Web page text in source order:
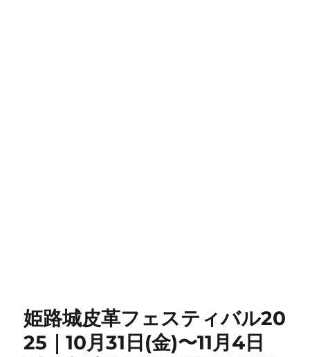
姫路城皮革フェスティバル20
25｜10月31日(金)〜11月4日